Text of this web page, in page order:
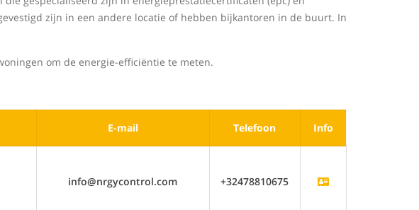
zijn in een andere locatie of hebben bijkantoren in de buurt. In
om de energie-efficiëntie te meten.
E-mail Telefoon Info
info@nrgycontrol.com +32478810675